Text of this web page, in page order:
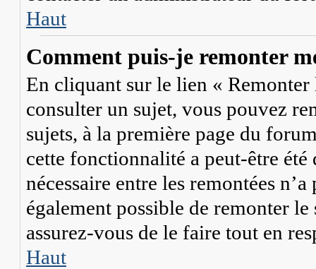
Haut
Comment puis-je remonter
En cliquant sur le lien « Remonter
consulter un sujet, vous pouvez
sujets, à la première page du
cette fonctionnalité a peut-être été
nécessaire entre les remontées
également possible de remonter
assurez-vous de le faire tout en
Haut